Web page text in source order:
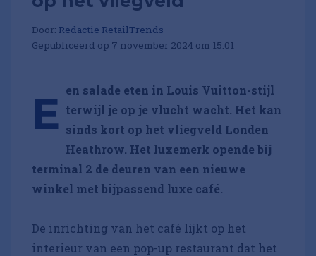
Door: Redactie RetailTrends
Gepubliceerd op 7 november 2024 om 15:01
E en salade eten in Louis Vuitton-stijl
terwijl je op je vlucht wacht. Het kan
sinds kort op het vliegveld Londen
Heathrow. Het luxemerk opende bij
terminal 2 de deuren van een nieuwe
winkel met bijpassend luxe café.
De inrichting van het café lijkt op het
interieur van een pop-up restaurant dat het